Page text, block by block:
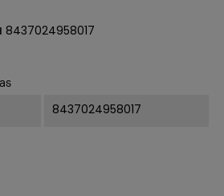
8437024958017
8437024958017